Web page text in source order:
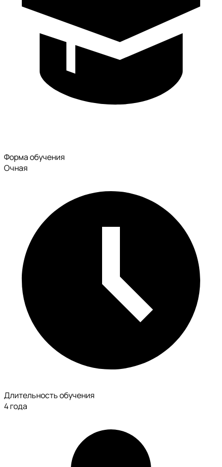
Форма обучения
Очная
Длительность обучения
4 года